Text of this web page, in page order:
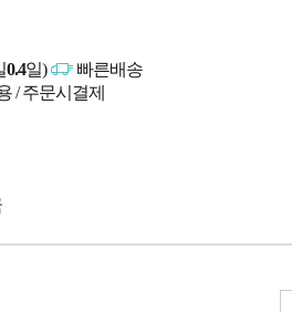
0.4일)
빠른배송
/ 주문시결제